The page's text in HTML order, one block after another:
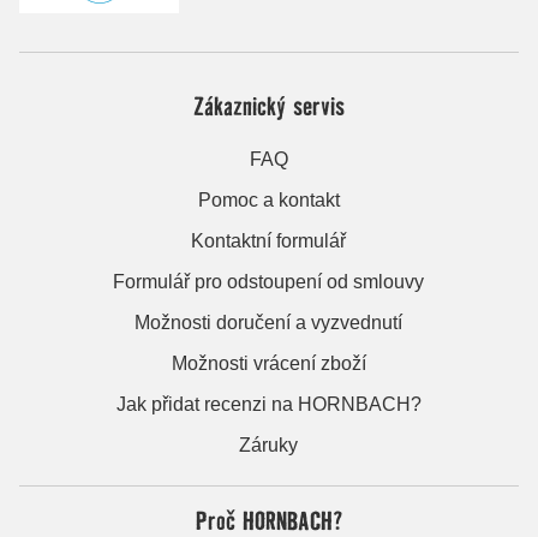
Zákaznický servis
FAQ
Pomoc a kontakt
Kontaktní formulář
Formulář pro odstoupení od smlouvy
Možnosti doručení a vyzvednutí
Možnosti vrácení zboží
Jak přidat recenzi na HORNBACH?
Záruky
Proč HORNBACH?